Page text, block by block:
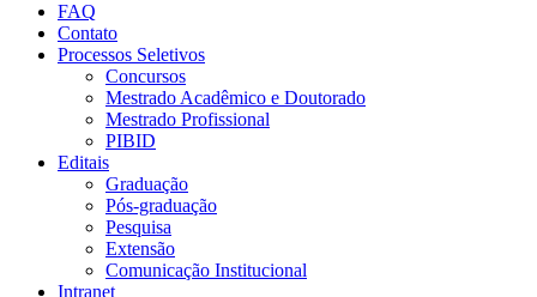
FAQ
Contato
Processos Seletivos
Concursos
Mestrado Acadêmico e Doutorado
Mestrado Profissional
PIBID
Editais
Graduação
Pós-graduação
Pesquisa
Extensão
Comunicação Institucional
Intranet